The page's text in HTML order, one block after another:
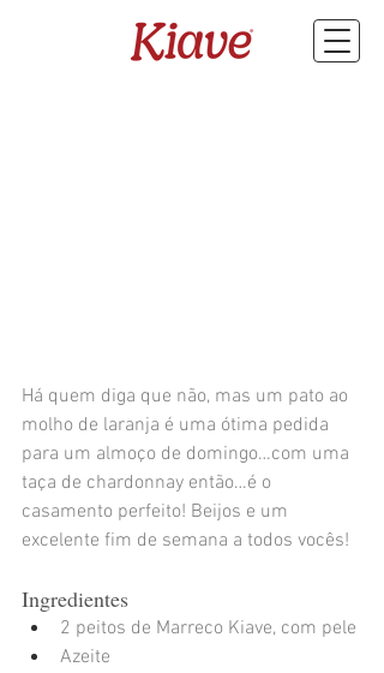
Há quem diga que não, mas um pato ao
molho de laranja é uma ótima pedida
para um almoço de domingo…com uma
taça de chardonnay então…é o
casamento perfeito! Beijos e um
excelente fim de semana a todos vocês!
Ingredientes
2 peitos de Marreco Kiave, com pele
Azeite